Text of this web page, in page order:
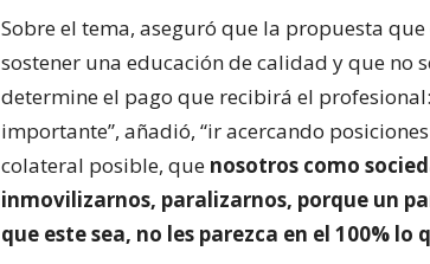
Sobre el tema, aseguró que la propuesta
sostener una educación de calidad y que no
determine el pago que recibirá el
importante”, añadió, “ir acercando
colateral posible, que nosotros como
inmovilizarnos, paralizarnos, porque un
que este sea, no les parezca en el 100%